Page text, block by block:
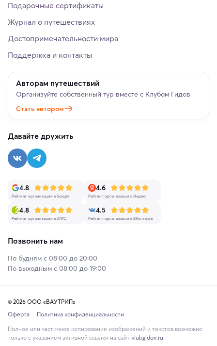
Подарочные сертификаты
Журнал о путешествиях
Достопримечательности мира
Поддержка и контакты
Авторам путешествий
Организуйте собственный тур вместе с Клубом Гидов
Стать автором
Давайте дружить
4.8
Рейтинг организации в Google
4.6
Рейтинг организации в Яндекс
4.8
Рейтинг организации в 2ГИС
4.5
Рейтинг организации в ВКонтакте
Позвонить нам
По будням с 08:00 до 20:00
По выходным с 08:00 до 19:00
© 2026 ООО «ВАУТРИП»
Оферта
Политика конфиденциальности
Полное или частичное копирование изображений и текстов возможно
только с указанием активной ссылки на сайт klubgidov.ru